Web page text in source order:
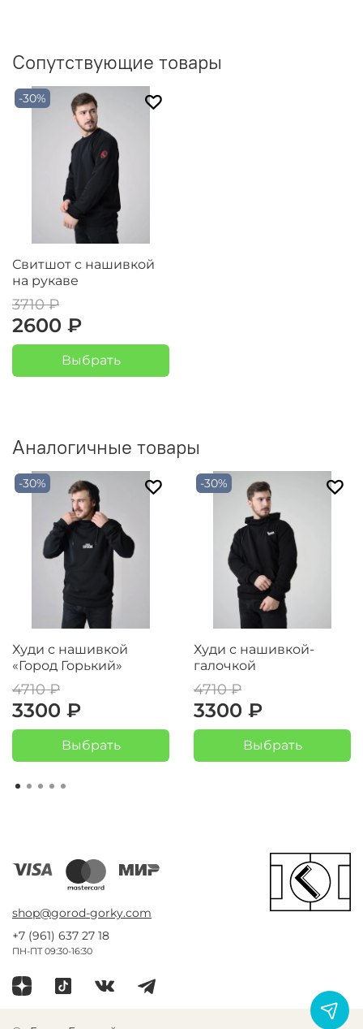
Сопутствующие товары
-30%
Свитшот с нашивкой
на рукаве
3710 ₽
2600 ₽
Выбрать
Аналогичные товары
-30%
Худи с нашивкой
«Город Горький»
4710 ₽
3300 ₽
Выбрать
-30%
Худи с нашивкой-
галочкой
4710 ₽
3300 ₽
Выбрать
shop@gorod-gorky.com
+7 (961) 637 27 18
ПН-ПТ 09:30-16:30